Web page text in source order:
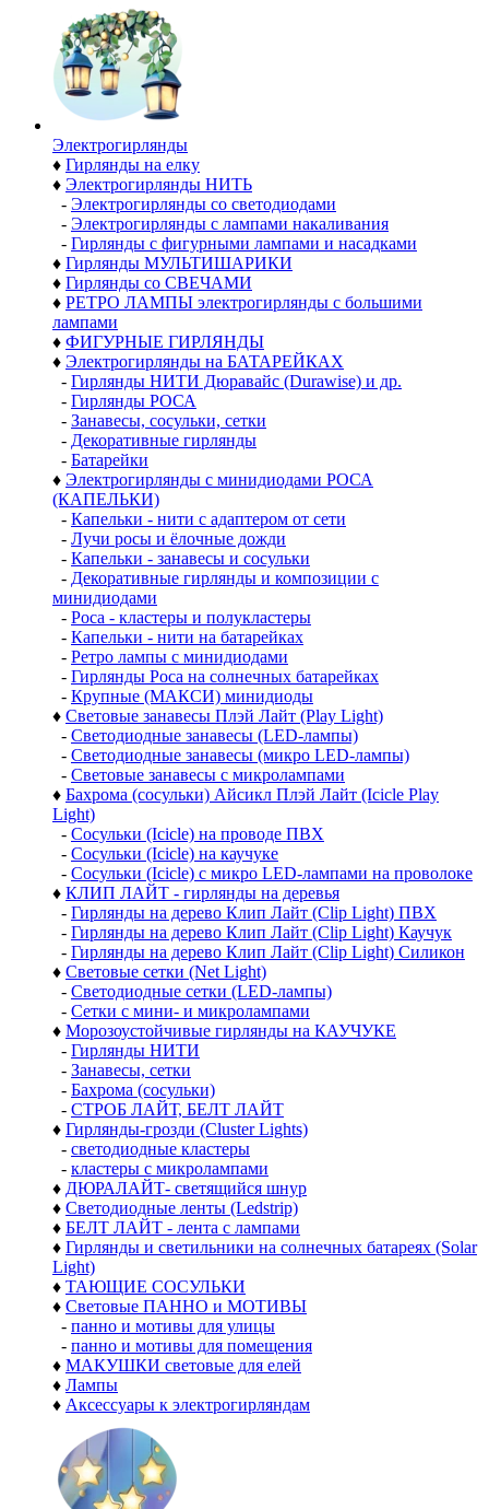
Электро­гирлянды
♦ Гирлянды на елку
♦ Электрогирлянды НИТЬ
- Электрогирлянды со светодиодами
- Электрогирлянды с лампами накаливания
- Гирлянды с фигурными лампами и насадками
♦ Гирлянды МУЛЬТИШАРИКИ
♦ Гирлянды со СВЕЧАМИ
♦ РЕТРО ЛАМПЫ электрогирлянды с большими
лампами
♦ ФИГУРНЫЕ ГИРЛЯНДЫ
♦ Электрогирлянды на БАТАРЕЙКАХ
- Гирлянды НИТИ Дюравайс (Durawise) и др.
- Гирлянды РОСА
- Занавесы, сосульки, сетки
- Декоративные гирлянды
- Батарейки
♦ Электрогирлянды с минидиодами РОСА
(КАПЕЛЬКИ)
- Капельки - нити с адаптером от сети
- Лучи росы и ёлочные дожди
- Капельки - занавесы и сосульки
- Декоративные гирлянды и композиции с
минидиодами
- Роса - кластеры и полукластеры
- Капельки - нити на батарейках
- Ретро лампы с минидиодами
- Гирлянды Роса на солнечных батарейках
- Крупные (МАКСИ) минидиоды
♦ Световые занавесы Плэй Лайт (Play Light)
- Светодиодные занавесы (LED-лампы)
- Светодиодные занавесы (микро LED-лампы)
- Световые занавесы с микролампами
♦ Бахрома (сосульки) Айсикл Плэй Лайт (Icicle Play
Light)
- Сосульки (Icicle) на проводе ПВХ
- Сосульки (Icicle) на каучуке
- Сосульки (Icicle) с микро LED-лампами на проволоке
♦ КЛИП ЛАЙТ - гирлянды на деревья
- Гирлянды на дерево Клип Лайт (Clip Light) ПВХ
- Гирлянды на дерево Клип Лайт (Clip Light) Каучук
- Гирлянды на дерево Клип Лайт (Clip Light) Силикон
♦ Световые сетки (Net Light)
- Светодиодные сетки (LED-лампы)
- Сетки с мини- и микролампами
♦ Морозоустойчивые гирлянды на КАУЧУКЕ
- Гирлянды НИТИ
- Занавесы, сетки
- Бахрома (сосульки)
- СТРОБ ЛАЙТ, БЕЛТ ЛАЙТ
♦ Гирлянды-грозди (Cluster Lights)
- светодиодные кластеры
- кластеры с микролампами
♦ ДЮРАЛАЙТ- светящийся шнур
♦ Светодиодные ленты (Ledstrip)
♦ БЕЛТ ЛАЙТ - лента с лампами
♦ Гирлянды и светильники на солнечных батареях (Solar
Light)
♦ ТАЮЩИЕ СОСУЛЬКИ
♦ Световые ПАННО и МОТИВЫ
- панно и мотивы для улицы
- панно и мотивы для помещения
♦ МАКУШКИ световые для елей
♦ Лампы
♦ Аксессуары к электрогирляндам